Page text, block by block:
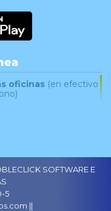
oficinas(en efectivo
SOFTWARE E
5
||